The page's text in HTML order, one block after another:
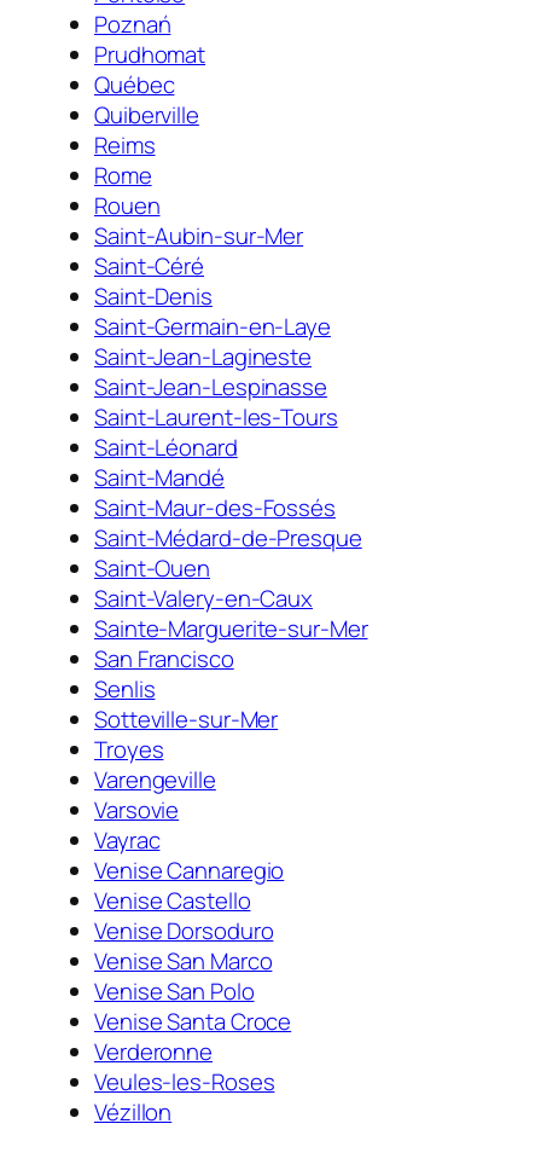
Poznań
Prudhomat
Québec
Quiberville
Reims
Rome
Rouen
Saint-Aubin-sur-Mer
Saint-Céré
Saint-Denis
Saint-Germain-en-Laye
Saint-Jean-Lagineste
Saint-Jean-Lespinasse
Saint-Laurent-les-Tours
Saint-Léonard
Saint-Mandé
Saint-Maur-des-Fossés
Saint-Médard-de-Presque
Saint-Ouen
Saint-Valery-en-Caux
Sainte-Marguerite-sur-Mer
San Francisco
Senlis
Sotteville-sur-Mer
Troyes
Varengeville
Varsovie
Vayrac
Venise Cannaregio
Venise Castello
Venise Dorsoduro
Venise San Marco
Venise San Polo
Venise Santa Croce
Verderonne
Veules-les-Roses
Vézillon